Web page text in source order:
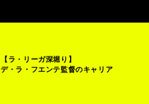
【ラ・リーガ深堀り】
デ・ラ・フエンテ監督のキャリア